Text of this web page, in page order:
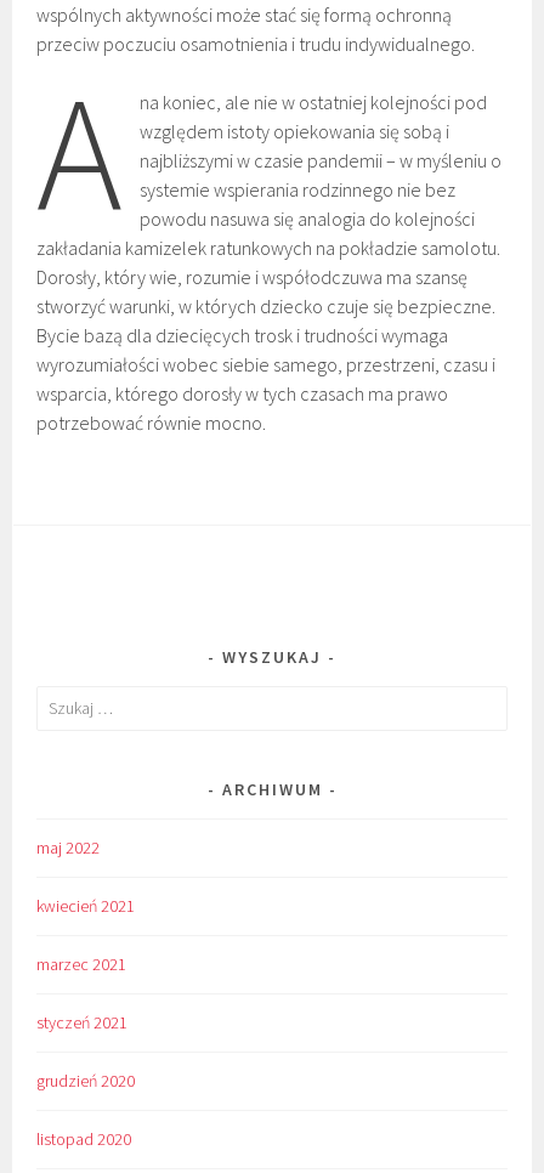
wspólnych aktywności może stać się formą ochronną
przeciw poczuciu osamotnienia i trudu indywidualnego.
A
na koniec, ale nie w ostatniej kolejności pod
względem istoty opiekowania się sobą i
najbliższymi w czasie pandemii – w myśleniu o
systemie wspierania rodzinnego nie bez
powodu nasuwa się analogia do kolejności
zakładania kamizelek ratunkowych na pokładzie samolotu.
Dorosły, który wie, rozumie i współodczuwa ma szansę
stworzyć warunki, w których dziecko czuje się bezpieczne.
Bycie bazą dla dziecięcych trosk i trudności wymaga
wyrozumiałości wobec siebie samego, przestrzeni, czasu i
wsparcia, którego dorosły w tych czasach ma prawo
potrzebować równie mocno.
WYSZUKAJ
Szukaj:
ARCHIWUM
maj 2022
kwiecień 2021
marzec 2021
styczeń 2021
grudzień 2020
listopad 2020